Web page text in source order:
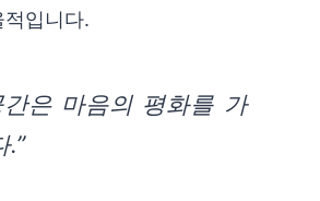
입니다.
간은 마음의 평화를 가
.”